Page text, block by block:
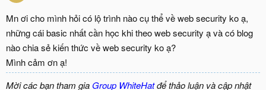
Mn ơi cho mình hỏi có lộ trình nào cụ thể về web security ko ạ,
những cái basic nhất cần học khi theo web security ạ và có blog
nào chia sẻ kiến thức về web security ko ạ?
Mình cảm ơn ạ!
Mời các bạn tham gia Group WhiteHatđể thảo luận và cập nhật